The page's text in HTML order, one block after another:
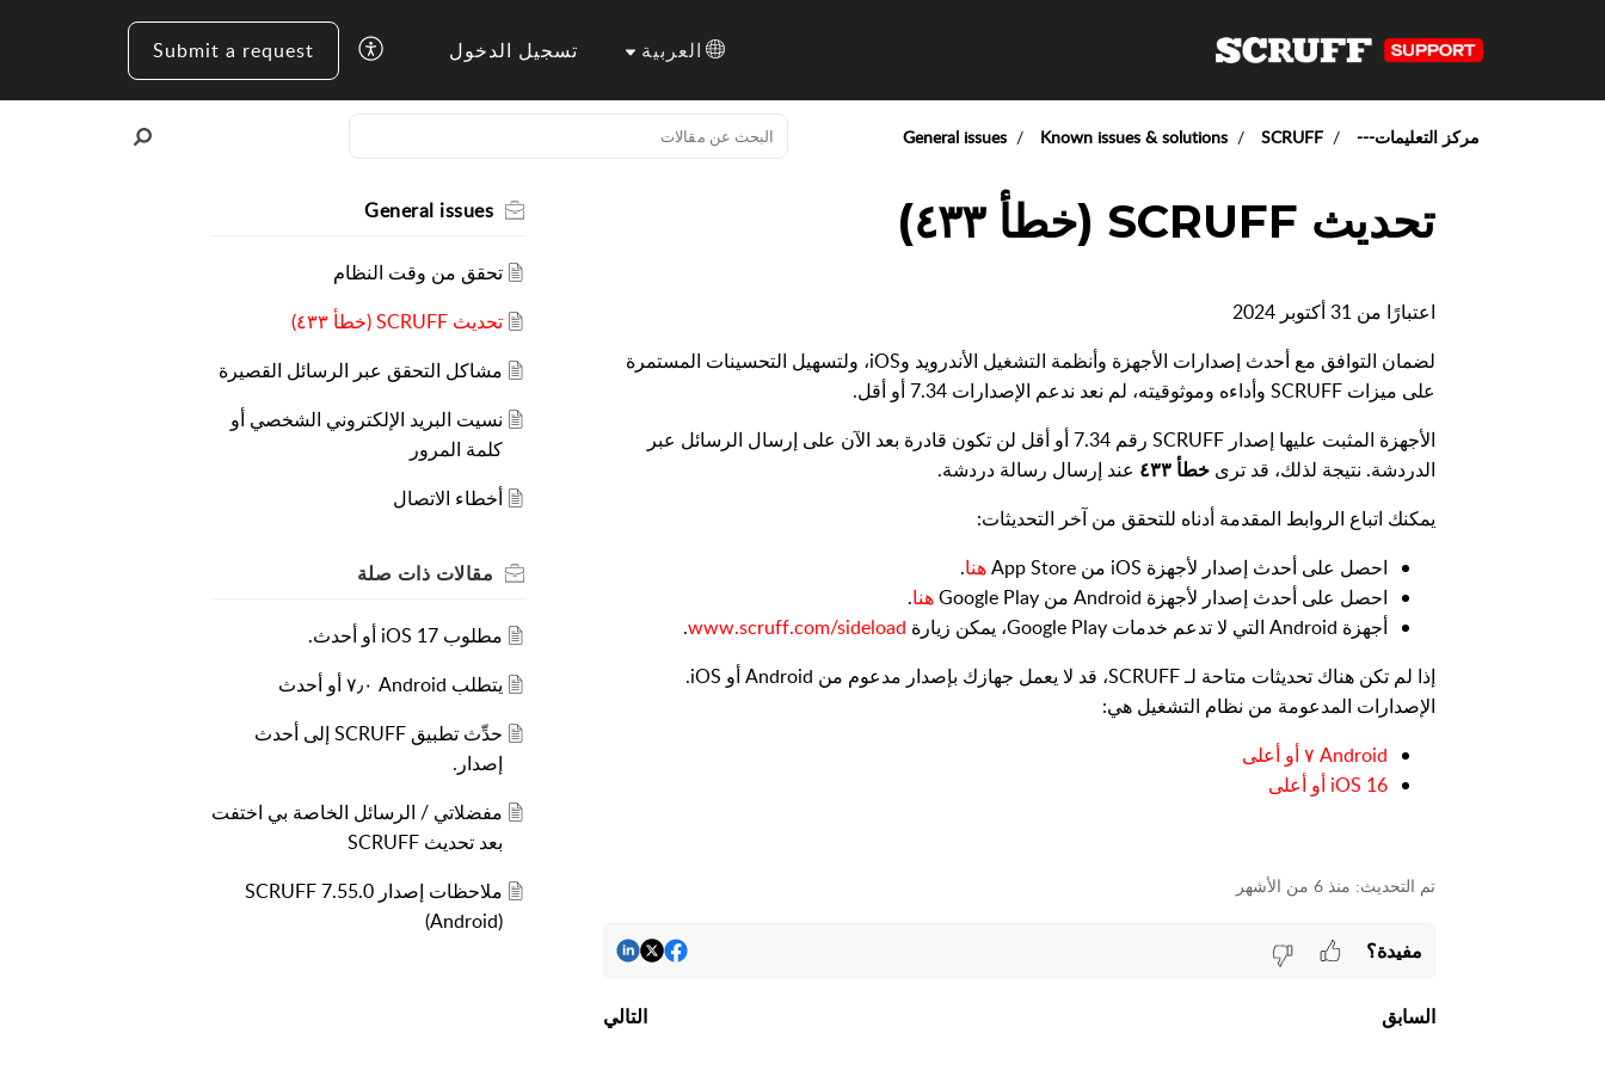
العربية تسجيل الدخول Submit a request
مركز التعليمات--- SCRUFF
Known issues & solutions
General issues
تحديث SCRUFF (خطأ ٤٣٣)
اعتبارًا من 31 أكتوبر 2024
لضمان التوافق مع أحدث إصدارات الأجهزة وأنظمة التشغيل الأندرويد وiOS، ولتسهيل التحسينات المستمرة
على ميزات SCRUFF وأداءه وموثوقيته، لم نعد ندعم الإصدارات 7.34 أو أقل.
الأجهزة المثبت عليها إصدار SCRUFF رقم 7.34 أو أقل لن تكون قادرة بعد الآن على إرسال الرسائل عبر
الدردشة. نتيجة لذلك، قد ترى خطأ ٤٣٣
عند إرسال رسالة دردشة.
يمكنك اتباع الروابط المقدمة أدناه للتحقق من آخر التحديثات:
احصل على أحدث إصدار لأجهزة iOS من App Store
هنا.
احصل على أحدث إصدار لأجهزة Android من Google Play
هنا.
أجهزة Android التي لا تدعم خدمات Google Play، يمكن زيارة
www.scruff.com/sideload
.
إذا لم تكن هناك تحديثات متاحة لـ SCRUFF، قد لا يعمل جهازك بإصدار مدعوم من Android أو iOS.
الإصدارات المدعومة من نظام التشغيل هي:
Android ٧ أو أعلى
iOS 16 أو أعلى
منذ 6 من الأشهر
مفيدة؟
السابق التالي
General issues
تحقق من وقت النظام
تحديث SCRUFF (خطأ ٤٣٣)
مشاكل التحقق عبر الرسائل القصيرة
نسيت البريد الإلكتروني الشخصي أو
كلمة المرور
أخطاء الاتصال
مقالات ذات صلة
مطلوب iOS 17 أو أحدث.
يتطلب Android ٧٫٠ أو أحدث
حدِّث تطبيق SCRUFF إلى أحدث
إصدار.
مفضلاتي / الرسائل الخاصة بي اختفت
بعد تحديث SCRUFF
ملاحظات إصدار SCRUFF 7.55.0
(Android)